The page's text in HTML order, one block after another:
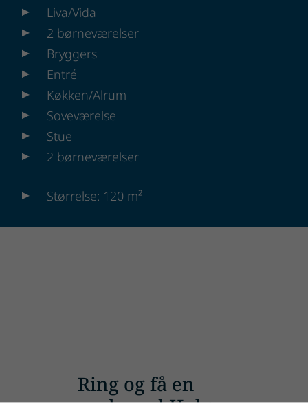
Liva/Vida
2 børneværelser
Bryggers
Entré
Køkken/Alrum
Soveværelse
Stue
2 børneværelser
Størrelse: 120 m²
Ring og få en
snak med Holger